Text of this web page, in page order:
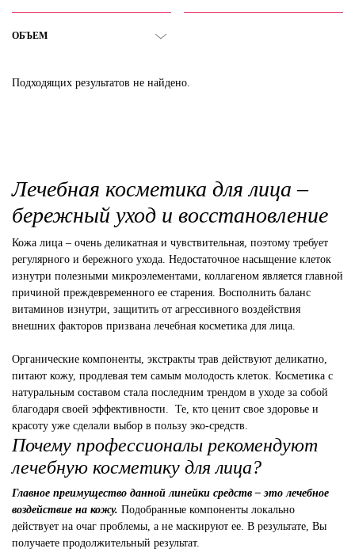
ОБЪЕМ
Подходящих результатов не найдено.
Лечебная косметика для лица –
бережный уход и восстановление
Кожа лица – очень деликатная и чувствительная, поэтому требует
регулярного и бережного ухода. Недостаточное насыщение клеток
изнутри полезными микроэлементами, коллагеном является главной
причиной преждевременного ее старения. Восполнить баланс
витаминов изнутри, защитить от агрессивного воздействия
внешних факторов призвана лечебная косметика для лица.
Органические компоненты, экстракты трав действуют деликатно,
питают кожу, продлевая тем самым молодость клеток. Косметика с
натуральным составом стала последним трендом в уходе за собой
благодаря своей эффективности. Те, кто ценит свое здоровье и
красоту уже сделали выбор в пользу эко-средств.
Почему профессионалы рекомендуют
лечебную косметику для лица?
Главное преимущество данной линейки средств – это лечебное
воздействие на кожу. Подобранные компоненты локально
действует на очаг проблемы, а не маскируют ее. В результате, Вы
получаете продолжительный результат.